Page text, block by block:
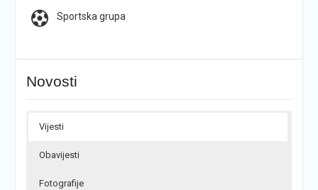
Sportska grupa
Novosti
Vijesti
Obavijesti
Fotografije